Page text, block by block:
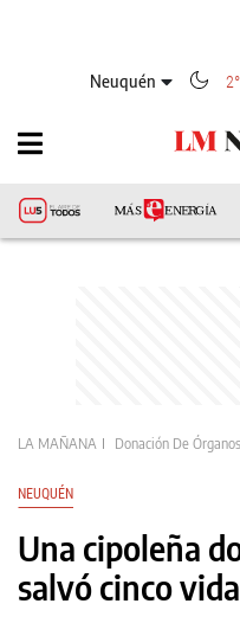
Neuquén 2°
LA MAÑANA Donación De Órganos
NEUQUÉN
Una cipoleña
salvó cinco